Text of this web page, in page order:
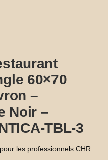
60×70
–
Noir –
TBL-3
les professionnels CHR